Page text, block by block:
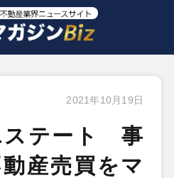
2021年10月19日
ステート 事
産売買をマ